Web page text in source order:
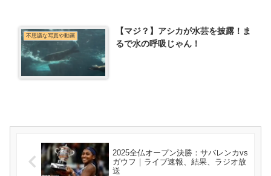
不思議な写真や動画
【マジ？】アシカが水芸を披露！ま
るで水の呼吸じゃん！
2025全仏オープン決勝：サバレンカvs
ガウフ｜ライブ速報、結果、ラジオ放
送